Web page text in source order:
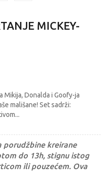
MICKEY-
Mikija, Donalda i Goofy-ja
mališane! Set sadrži:
...
porudžbine kreirane
do 13h, stignu istog
ili pouzećem. Ova